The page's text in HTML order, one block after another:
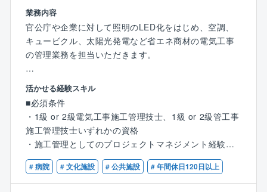
【同社について】
◎どんな企業？
地方公共団体との取引が99％であり、行政からの信頼
を得る、注目の成長企業です。
ルティングや再生可能エネルギー（自家消費型太陽光
発電）などのクリーンエネルギーの導入を、企画・設
計・導入・維持管理までトータルソリューション提案
できることが同社の強みです。
◎アイネックの特徴
自治体ごとの地域性特性を考慮し、カーボンニュート
ラル実現に向けた課題抽出、実現に向けたプラン策定
期を経験できます。
将来的には、株式上場の中での事業成長の中核を担え
ます！
現在は上場準備に差し掛かっており、さらに事業を拡
大していきます。
◎社会貢献性
自治体、政府が掲げているカーボンニュートラルに対
する提案や避難所づくり等の一助を担える大変社会貢
献性の高い事業に関わることができます。
◎安定性
する提案や避難所づくり等の一助を担える大変社会貢
献性の高い事業に関われます。
◎企業の安定性
官公庁案件のため、景況感に左右されない
◎他にはない魅力
売り上げ予測100億円超でIPO準備フェーズの貴重な時
期を経験できます。
将来的には、事業成長の中核を担えます。
【働き方】
◎年間休日日数の多さ
年間休日126日かつ土日祝休みの完全週休2日制のた
業務内容
官公庁や企業に対して照明のLED化をはじめ、空調、
キュービクル、太陽光発電など省エネ商材の電気工事
の管理業務を担当いただきます。
【担当業務】
・協力業者への発注・打ち合わせ
・工期予定表の作成
・各種建材・資材などの発注
・現場での予算・品質・工期・安全の管理
・検査及び第三者検査への立会い
・完成図書の作成
・届出の作成 など
活かせる経験スキル
■必須条件
・1級 or 2級電気工事施工管理技士、1級 or 2級管工事
施工管理技士いずれかの資格
・施工管理としてのプロジェクトマネジメント経験
# 病院 # 文化施設 # 公共施設 # 年間休日120日以上